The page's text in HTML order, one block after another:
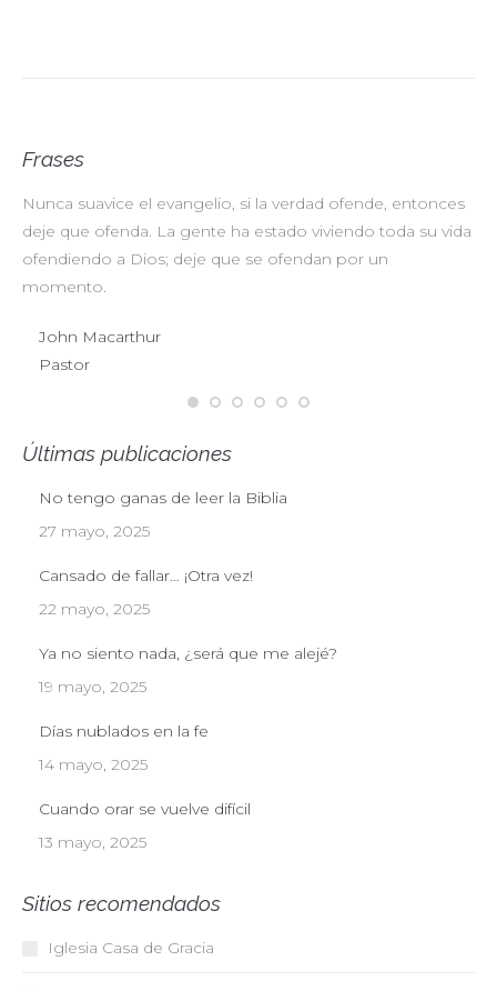
Frases
Nunca suavice el evangelio, si la verdad ofende, entonces
deje que ofenda. La gente ha estado viviendo toda su vida
ofendiendo a Dios; deje que se ofendan por un
momento.
John Macarthur
Pastor
Últimas publicaciones
No tengo ganas de leer la Biblia
27 mayo, 2025
Cansado de fallar… ¡Otra vez!
22 mayo, 2025
Ya no siento nada, ¿será que me alejé?
19 mayo, 2025
Días nublados en la fe
14 mayo, 2025
Cuando orar se vuelve difícil
13 mayo, 2025
Sitios recomendados
Iglesia Casa de Gracia